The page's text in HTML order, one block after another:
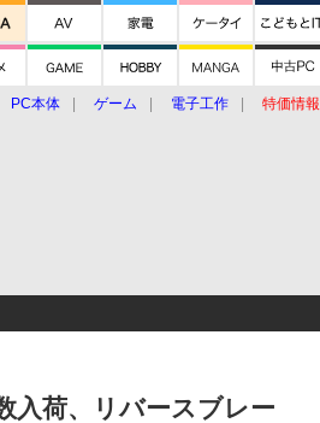
PC本体 ゲーム 電子工作 特価情報
入荷、リバースブレー